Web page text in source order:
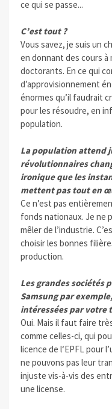
ce qui se passe...
C’est tout ?
Vous savez, je suis un
en donnant des cours
doctorants. En ce qui
d’approvisionnement
énormes qu’il faudrait
pour les résoudre, en
population.
La population attend
révolutionnaires
ironique que les
mettent pas tout en
Ce n’est pas
fonds nationaux. Je ne
mêler de l’industrie.
choisir les bonnes
production.
Les grandes sociétés
Samsung par
intéressées par votre
Oui. Mais il faut faire
comme celles-ci, qui
licence de l‘EPFL pour
ne pouvons pas leur
injuste vis-à-vis des
une license.